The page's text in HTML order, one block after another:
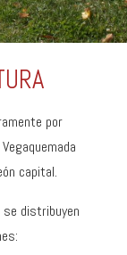
por
capital.
distribuyen